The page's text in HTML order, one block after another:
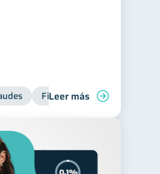
Finanzas personales
Leer más